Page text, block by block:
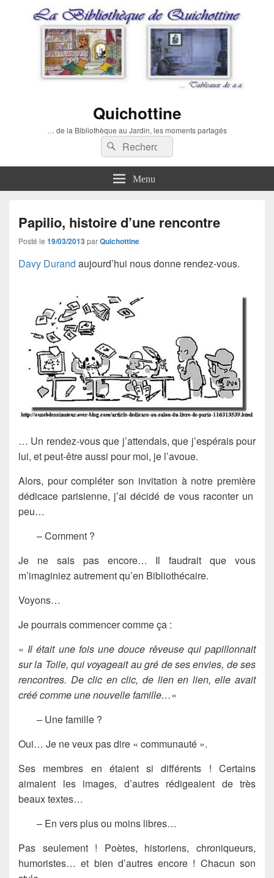
Quichottine
… de la Bibliothèque au Jardin, les moments partagés
Recherche :
Rechercher
Menu
Papilio, histoire d’une rencontre
Posté le 19/03/2013parQuichottine
Davy Durand aujourd’hui nous donne rendez-vous.
… Un rendez-vous que j’attendais, que j’espérais pour
lui, et peut-être aussi pour moi, je l’avoue.
Alors, pour compléter son invitation à notre première
dédicace parisienne, j’ai décidé de vous raconter un
peu…
– Comment ?
Je ne sais pas encore… Il faudrait que vous
m’imaginiez autrement qu’en Bibliothécaire.
Voyons…
Je pourrais commencer comme ça :
« Il était une fois une douce rêveuse qui papillonnait
sur la Toile, qui voyageait au gré de ses envies, de ses
rencontres. De clic en clic, de lien en lien, elle avait
créé comme une nouvelle famille…«
– Une famille ?
Oui… Je ne veux pas dire « communauté ».
Ses membres en étaient si différents ! Certains
aimaient les images, d’autres rédigeaient de très
beaux textes…
– En vers plus ou moins libres…
Pas seulement ! Poètes, historiens, chroniqueurs,
humoristes… et bien d’autres encore ! Chacun son